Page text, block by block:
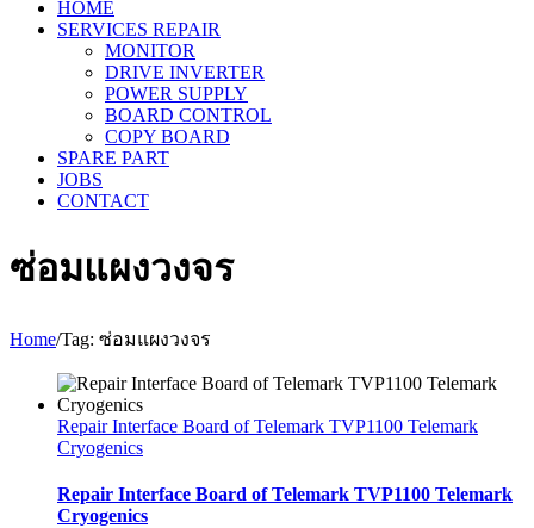
HOME
SERVICES REPAIR
MONITOR
DRIVE INVERTER
POWER SUPPLY
BOARD CONTROL
COPY BOARD
SPARE PART
JOBS
CONTACT
ซ่อมแผงวงจร
Home/Tag: ซ่อมแผงวงจร
Repair Interface Board of Telemark TVP1100 Telemark
Cryogenics
Repair Interface Board of Telemark TVP1100 Telemark
Cryogenics